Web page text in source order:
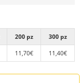
200 pz
300 pz
11,70€ 11,40€